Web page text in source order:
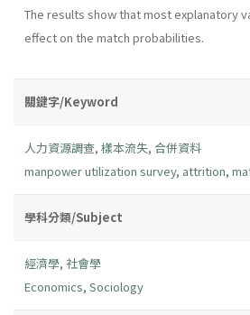
The results show that most explanatory
effect on the match probabilities.
關鍵字/Keyword
人力資源調查, 樣本流失, 合併資料
manpower utilization survey, attrition,
學科分類/Subject
經濟學, 社會學
Economics, Sociology